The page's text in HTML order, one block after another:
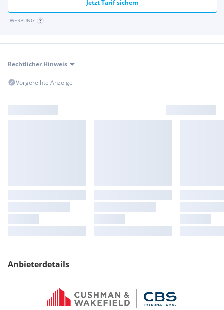
Jetzt Tarif sichern
WERBUNG
Rechtlicher Hinweis
Vorgereihte Anzeige
Anbieterdetails